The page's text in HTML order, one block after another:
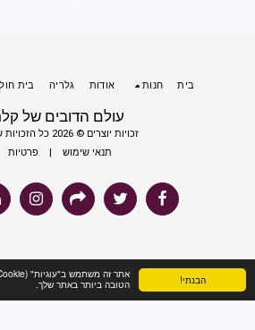
הבנתי!
הטובה ביותר באתר שלך.
עולם הדובים של
זכויות יוצרים © 2026 כל הזכויות שמורות
תנאי שימוש | פרטיות
בית חנות אודות גלריה בית